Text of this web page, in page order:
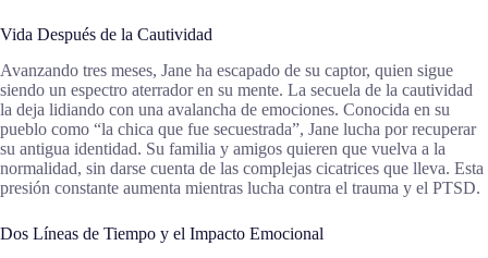
Vida Después de la Cautividad
Avanzando tres meses, Jane ha escapado de su captor, quien sigue
siendo un espectro aterrador en su mente. La secuela de la cautividad
la deja lidiando con una avalancha de emociones. Conocida en su
pueblo como “la chica que fue secuestrada”, Jane lucha por recuperar
su antigua identidad. Su familia y amigos quieren que vuelva a la
normalidad, sin darse cuenta de las complejas cicatrices que lleva. Esta
presión constante aumenta mientras lucha contra el trauma y el PTSD.
Dos Líneas de Tiempo y el Impacto Emocional